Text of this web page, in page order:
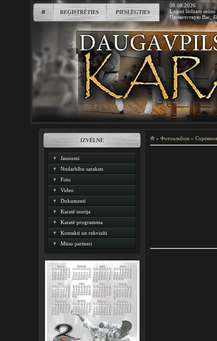
⟰ REĢISTRĒTIES PIESLĒGTIES
08.08.2026
Laipni lūdzam mūsu
Приветствую Вас ,
IZVĒLNE
Jaunumi
Nodarbību saraksts
Foto
Video
Dokumenti
Karatē teorija
Karatē programma
Kontakti un rekvizīti
Mūsu partneri
⟰ » Фотоальбом »